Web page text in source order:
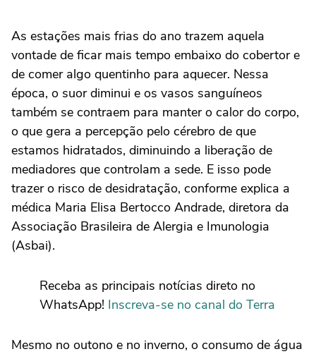
As estações mais frias do ano trazem aquela
vontade de ficar mais tempo embaixo do cobertor e
de comer algo quentinho para aquecer. Nessa
época, o suor diminui e os vasos sanguíneos
também se contraem para manter o calor do corpo,
o que gera a percepção pelo cérebro de que
estamos hidratados, diminuindo a liberação de
mediadores que controlam a sede. E isso pode
trazer o risco de desidratação, conforme explica a
médica Maria Elisa Bertocco Andrade, diretora da
Associação Brasileira de Alergia e Imunologia
(Asbai).
Receba as principais notícias direto no
WhatsApp! Inscreva-se no canal do Terra
Mesmo no outono e no inverno, o consumo de água